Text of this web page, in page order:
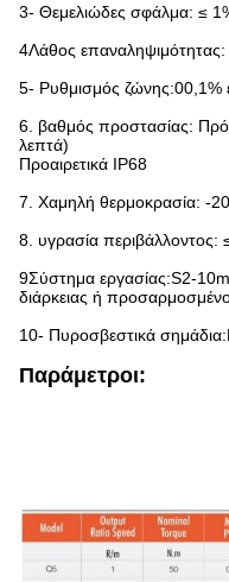
3- Θεμελιώδες σφάλμα: ≤
4Λάθος
5- Ρυθμισμός ζώνης:00,1%
6. βαθμός προστασίας:
λεπτά)
Προαιρετικά IP68
7. Χαμηλή θερμοκρασία: -
8. υγρασία περιβάλλοντος:
9Σύστημα εργασίας:S2-
διάρκειας ή
10- Πυροσβεστικά
Παράμετροι: